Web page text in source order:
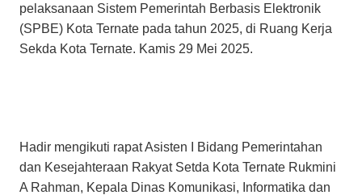
pelaksanaan Sistem Pemerintah Berbasis Elektronik
(SPBE) Kota Ternate pada tahun 2025, di Ruang Kerja
Sekda Kota Ternate. Kamis 29 Mei 2025.
Hadir mengikuti rapat Asisten I Bidang Pemerintahan
dan Kesejahteraan Rakyat Setda Kota Ternate Rukmini
A Rahman, Kepala Dinas Komunikasi, Informatika dan